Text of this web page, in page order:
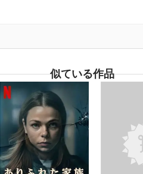
似ている作品